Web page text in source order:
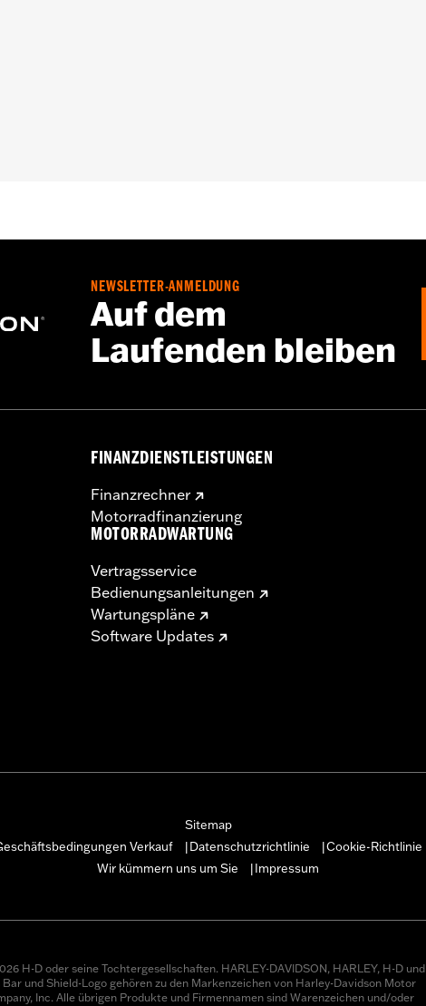
Auf
NEWSLETTER-ANMELDUNG
Auf dem
Laufenden bleiben
FINANZDIENSTLEISTUNGEN
Finanzrechner
Motorradfinanzierung
MOTORRADWARTUNG
Vertragsservice
Bedienungsanleitungen
Wartungspläne
Software Updates
Sitemap
Verkauf Datenschutzrichtlinie Cookie-Richtlinie
Wir kümmern uns um Sie
Impressum
H-D oder seine Tochtergesellschaften. HARLEY-DAVIDSON, HARLEY, H-D und
Bar und Shield-Logo gehören zu den Markenzeichen von Harley-Davidson Motor
Inc. Alle übrigen Produkte und Firmennamen sind Warenzeichen und/oder